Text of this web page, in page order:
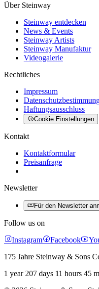
Über Steinway
Steinway entdecken
News & Events
Steinway Artists
Steinway Manufaktur
Videogalerie
Rechtliches
Impressum
Haftungsausschluss
Cookie Einstellungen
Kontakt
Kontaktformular
Preisanfrage
Newsletter
Für den Newsletter
Follow us on
Instagram
Facebook
175 Jahre Steinway & Sons
1 year 207 days 11 hours 45